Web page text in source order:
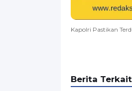
Kapolri Pastikan
Berita Terkait